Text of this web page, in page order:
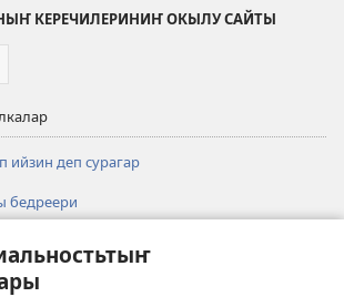
КЕРЕЧИЛЕРИНИҤ ОКЫЛУ САЙТЫ
ийзин деп сурагар
бедреери
бедреери